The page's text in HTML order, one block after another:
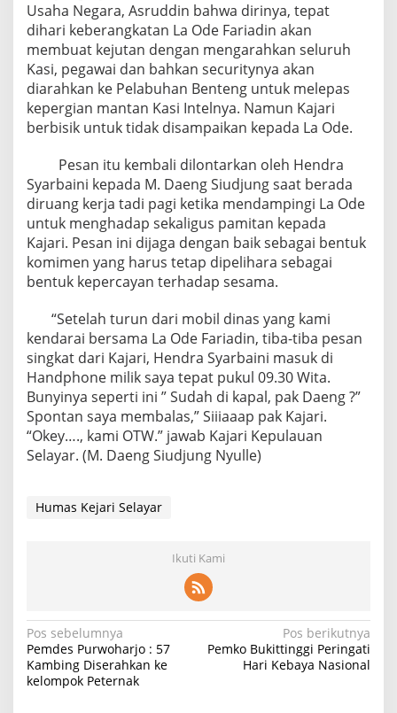
Usaha Negara, Asruddin bahwa dirinya, tepat
dihari keberangkatan La Ode Fariadin akan
membuat kejutan dengan mengarahkan seluruh
Kasi, pegawai dan bahkan securitynya akan
diarahkan ke Pelabuhan Benteng untuk melepas
kepergian mantan Kasi Intelnya. Namun Kajari
berbisik untuk tidak disampaikan kepada La Ode.
Pesan itu kembali dilontarkan oleh Hendra
Syarbaini kepada M. Daeng Siudjung saat berada
diruang kerja tadi pagi ketika mendampingi La Ode
untuk menghadap sekaligus pamitan kepada
Kajari. Pesan ini dijaga dengan baik sebagai bentuk
komimen yang harus tetap dipelihara sebagai
bentuk kepercayan terhadap sesama.
“Setelah turun dari mobil dinas yang kami
kendarai bersama La Ode Fariadin, tiba-tiba pesan
singkat dari Kajari, Hendra Syarbaini masuk di
Handphone milik saya tepat pukul 09.30 Wita.
Bunyinya seperti ini ” Sudah di kapal, pak Daeng ?”
Spontan saya membalas,” Siiiaaap pak Kajari.
“Okey…., kami OTW.” jawab Kajari Kepulauan
Selayar. (M. Daeng Siudjung Nyulle)
Humas Kejari Selayar
Ikuti Kami
Navigasi
pos
Pos sebelumnya
Pemdes Purwoharjo : 57
Kambing Diserahkan ke
kelompok Peternak
Pos berikutnya
Pemko Bukittinggi Peringati
Hari Kebaya Nasional